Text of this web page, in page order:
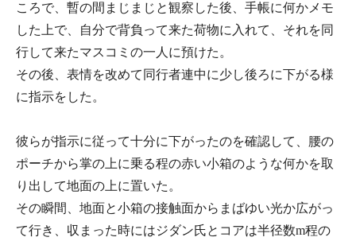
ころで、暫の間まじまじと観察した後、手帳に何かメモ
した上で、自分で背負って来た荷物に入れて、それを同
行して来たマスコミの一人に預けた。
その後、表情を改めて同行者連中に少し後ろに下がる様
に指示をした。
彼らが指示に従って十分に下がったのを確認して、腰の
ポーチから掌の上に乗る程の赤い小箱のような何かを取
り出して地面の上に置いた。
その瞬間、地面と小箱の接触面からまばゆい光か広がっ
て行き、収まった時にはジダン氏とコアは半径数m程の